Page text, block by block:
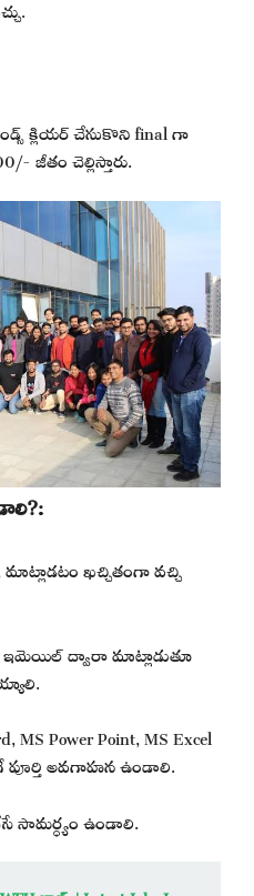
క్లియర్ చేసుకొని final గా
జీతం చెల్లిస్తారు.
ఖచ్చితంగా వచ్చి
ఇమెయిల్ ద్వారా మాట్లాడుతూ
Power Point, MS Excel
పూర్తి అవగాహన ఉండాలి.
సామర్ధ్యం ఉండాలి.